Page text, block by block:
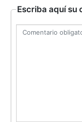
Escriba aquí su